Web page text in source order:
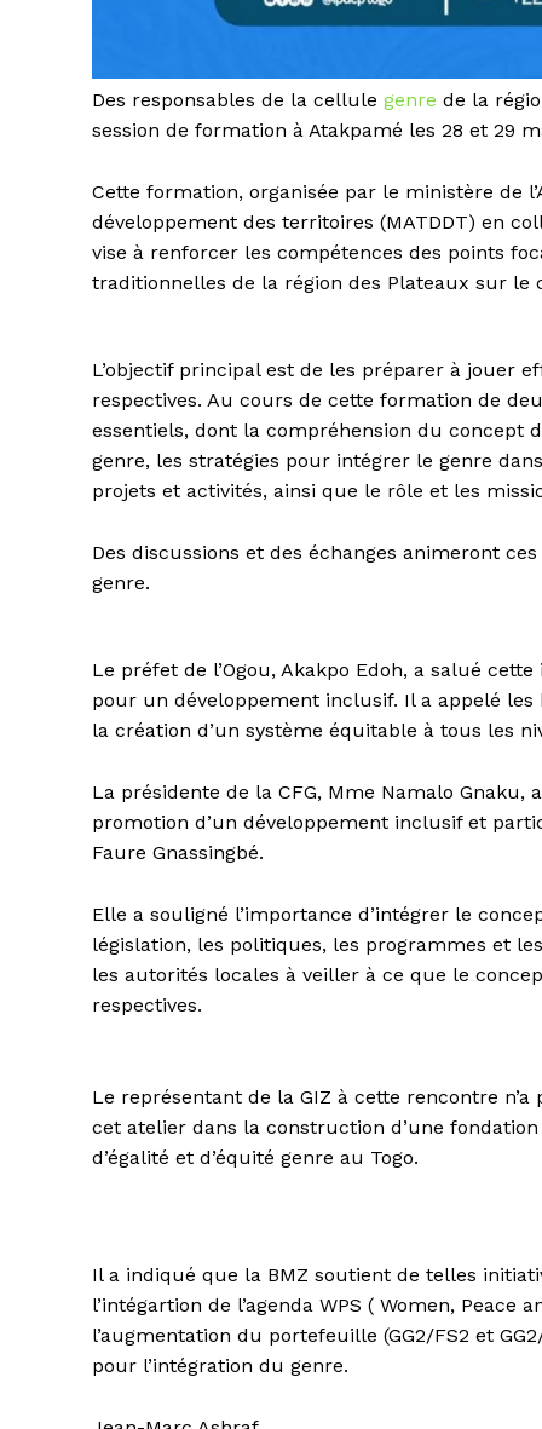
Des responsables de la cellule genre de la
session de formation à Atakpamé les 28 et 29
Cette formation, organisée par le ministère de
développement des territoires (MATDDT) en
vise à renforcer les compétences des points
traditionnelles de la région des Plateaux sur le
L’objectif principal est de les préparer à jouer
respectives. Au cours de cette formation de
essentiels, dont la compréhension du concept
genre, les stratégies pour intégrer le genre
projets et activités, ainsi que le rôle et les
Des discussions et des échanges animeront
genre.
Le préfet de l’Ogou, Akakpo Edoh, a salué
pour un développement inclusif. Il a appelé
la création d’un système équitable à tous les
La présidente de la CFG, Mme Namalo
promotion d’un développement inclusif et
Faure Gnassingbé.
Elle a souligné l’importance d’intégrer le
législation, les politiques, les programmes et
les autorités locales à veiller à ce que le
respectives.
Le représentant de la GIZ à cette rencontre
cet atelier dans la construction d’une
d’égalité et d’équité genre au Togo.
Il a indiqué que la BMZ soutient de telles
l’intégartion de l’agenda WPS ( Women,
l’augmentation du portefeuille (GG2/FS2 et
pour l’intégration du genre.